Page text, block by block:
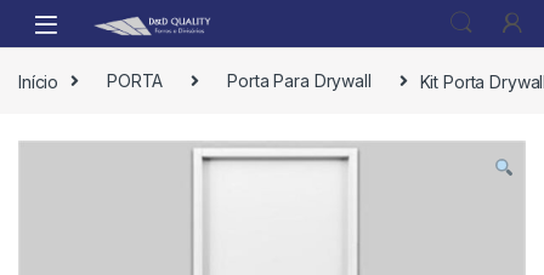
Início PORTA Porta Para Drywall Kit Porta